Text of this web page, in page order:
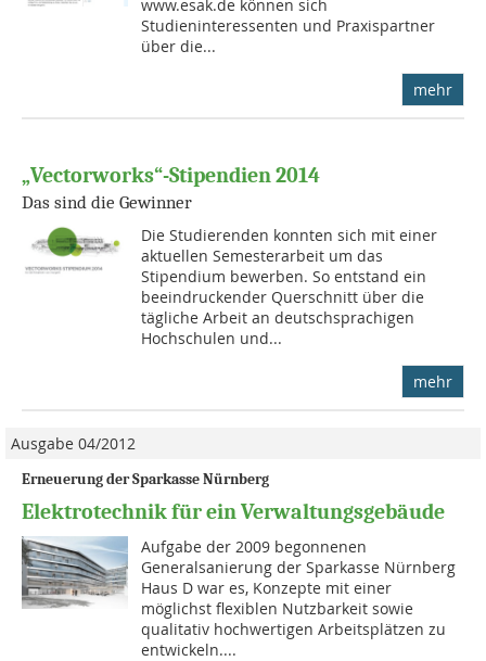
www.esak.de können sich
Studieninteressenten und Praxispartner
über die...
mehr
„Vectorworks“-Stipendien 2014
Das sind die Gewinner
Die Studierenden konnten sich mit einer
aktuellen Semesterarbeit um das
Stipendium bewerben. So entstand ein
beeindruckender Querschnitt über die
tägliche Arbeit an deutschsprachigen
Hochschulen und...
mehr
Ausgabe 04/2012
Erneuerung der Sparkasse Nürnberg
Elektrotechnik für ein Verwaltungsgebäude
Aufgabe der 2009 begonnenen
Generalsanierung der Sparkasse Nürnberg
Haus D war es, Konzepte mit einer
möglichst flexiblen Nutzbarkeit sowie
qualitativ hochwertigen Arbeitsplätzen zu
entwi­ckeln....